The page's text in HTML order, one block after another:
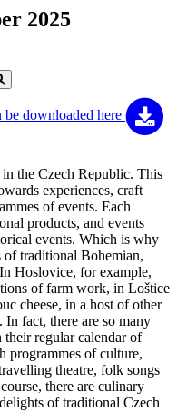
2025
be downloaded here
the Czech Republic. This
experiences, craft
of events. Each
products, and events
events. Which is why
of traditional Bohemian,
Hoslovice, for example,
of farm work, in Loštice
cheese, in a host of other
fact, there are so many
regular calendar of
programmes of culture,
theatre, folk songs
there are culinary
of traditional Czech